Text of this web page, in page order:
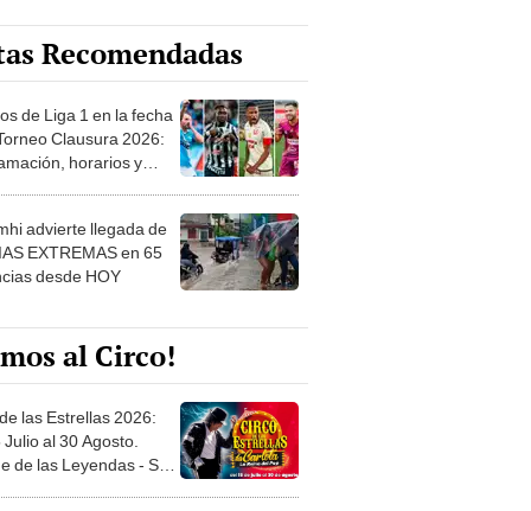
Recomendadas
de Liga 1 en la fecha
Clausura 2026:
horarios y
advierte llegada de
EXTREMAS en 65
desde HOY
al Circo!
las Estrellas 2026:
Julio al 30 Agosto.
de las Leyendas - San